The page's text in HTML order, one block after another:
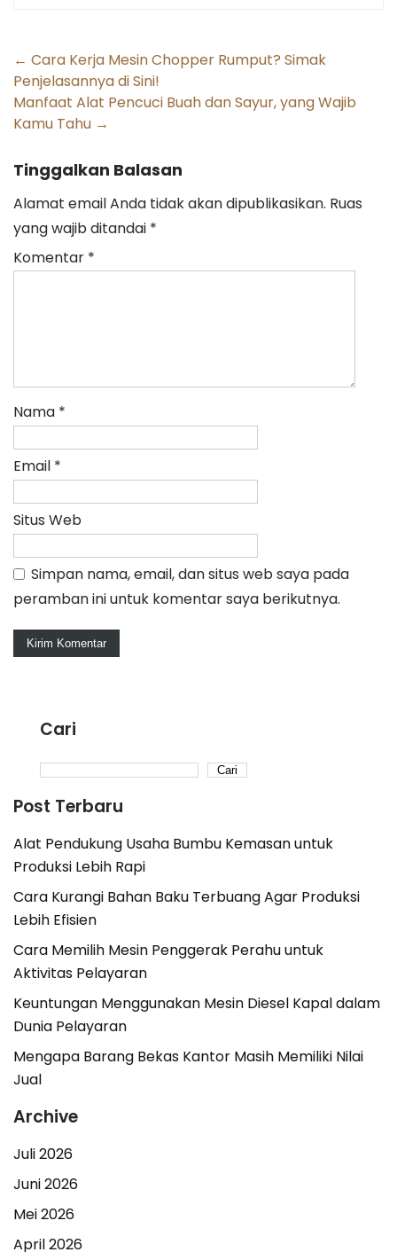
Post
navigation
← Cara Kerja Mesin Chopper Rumput? Simak
Penjelasannya di Sini!
Manfaat Alat Pencuci Buah dan Sayur, yang Wajib
Kamu Tahu →
Tinggalkan Balasan
Alamat email Anda tidak akan dipublikasikan. Ruas
yang wajib ditandai *
Komentar *
Nama *
Email *
Situs Web
Simpan nama, email, dan situs web saya pada
peramban ini untuk komentar saya berikutnya.
Cari
Cari
Post Terbaru
Alat Pendukung Usaha Bumbu Kemasan untuk
Produksi Lebih Rapi
Cara Kurangi Bahan Baku Terbuang Agar Produksi
Lebih Efisien
Cara Memilih Mesin Penggerak Perahu untuk
Aktivitas Pelayaran
Keuntungan Menggunakan Mesin Diesel Kapal dalam
Dunia Pelayaran
Mengapa Barang Bekas Kantor Masih Memiliki Nilai
Jual
Archive
Juli 2026
Juni 2026
Mei 2026
April 2026